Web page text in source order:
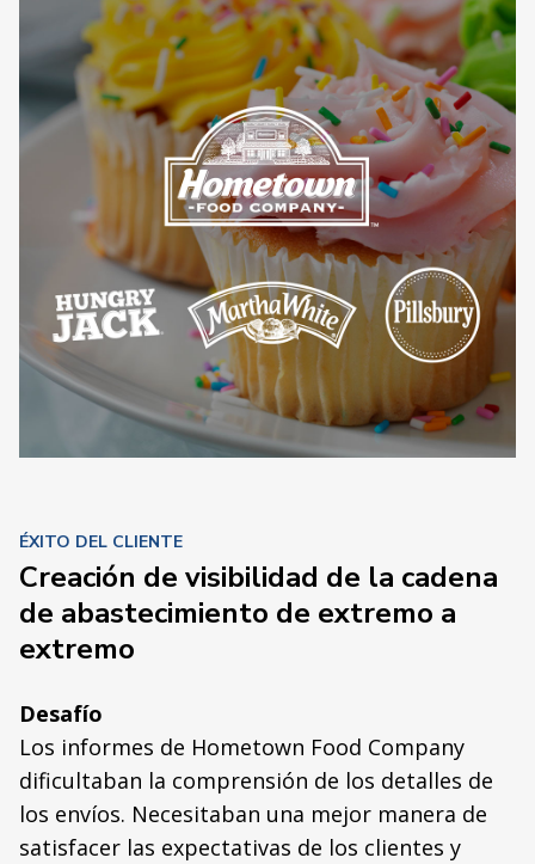
ÉXITO DEL CLIENTE
Creación de visibilidad de la cadena
de abastecimiento de extremo a
extremo
Desafío
Los informes de Hometown Food Company
dificultaban la comprensión de los detalles de
los envíos. Necesitaban una mejor manera de
satisfacer las expectativas de los clientes y